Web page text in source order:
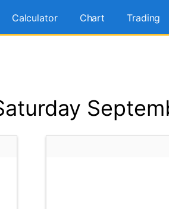
Calculator Chart Trading